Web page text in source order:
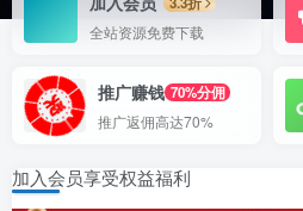
全站资源免费下载
推广赚钱 70%分佣
推广返佣高达70%
加入会员享受权益福利